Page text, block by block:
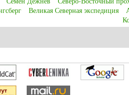
Великая Северная экспедиция